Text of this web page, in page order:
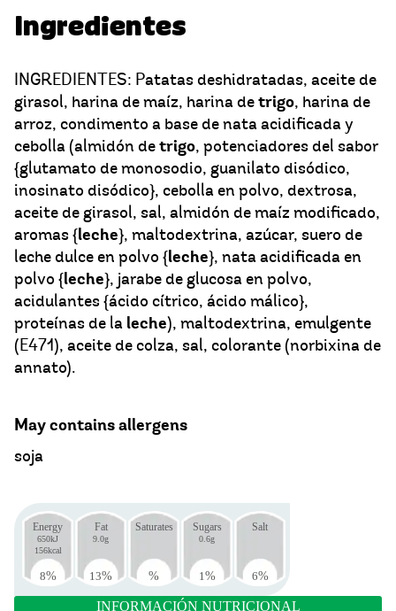
Ingredientes
INGREDIENTES: Patatas deshidratadas, aceite de
girasol, harina de maíz, harina detrigo, harina de
arroz, condimento a base de nata acidificada y
cebolla (almidón detrigo, potenciadores del sabor
{glutamato de monosodio, guanilato disódico,
inosinato disódico}, cebolla en polvo, dextrosa,
aceite de girasol, sal, almidón de maíz modificado,
aromas {leche}, maltodextrina, azúcar, suero de
leche dulce en polvo {leche}, nata acidificada en
polvo {leche}, jarabe de glucosa en polvo,
acidulantes {ácido cítrico, ácido málico},
proteínas de la leche), maltodextrina, emulgente
(E471), aceite de colza, sal, colorante (norbixina de
annato).
May contains allergens
soja
Energy
650kJ
156kcal
8%
Fat
9.0g
13%
Saturates
%
Sugars
0.6g
1%
Salt
6%
INFORMACIÓN NUTRICIONAL